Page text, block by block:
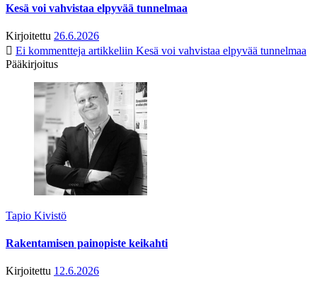
Kesä voi vahvistaa elpyvää tunnelmaa
Kirjoitettu 26.6.2026
Ei kommentteja artikkeliin Kesä voi vahvistaa elpyvää tunnelmaa
Pääkirjoitus
Tapio Kivistö
Rakentamisen painopiste keikahti
Kirjoitettu 12.6.2026